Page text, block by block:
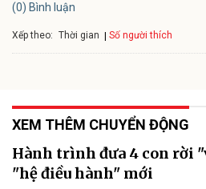
(0) Bình luận
Xếp theo: Thời gian Số người thích
XEM THÊM CHUYỂN ĐỘNG
Hành trình đưa 4 con rời
"hệ điều hành" mới